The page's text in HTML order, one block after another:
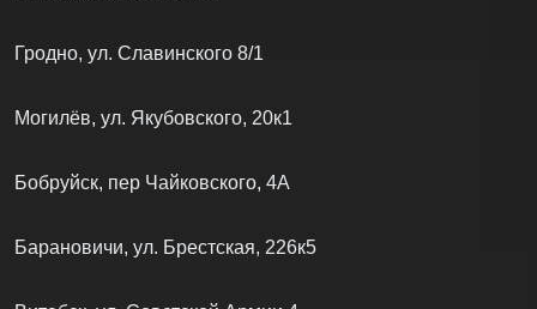
Гродно, ул. Славинского 8/1
Могилёв, ул. Якубовского, 20к1
Бобруйск, пер Чайковского, 4А
Барановичи, ул. Брестская, 226к5